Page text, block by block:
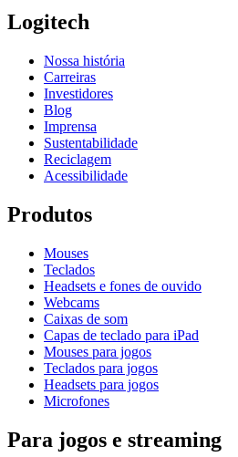
Logitech
Nossa história
Carreiras
Investidores
Blog
Imprensa
Sustentabilidade
Reciclagem
Acessibilidade
Produtos
Mouses
Teclados
Headsets e fones de ouvido
Webcams
Caixas de som
Capas de teclado para iPad
Mouses para jogos
Teclados para jogos
Headsets para jogos
Microfones
Para jogos e streaming